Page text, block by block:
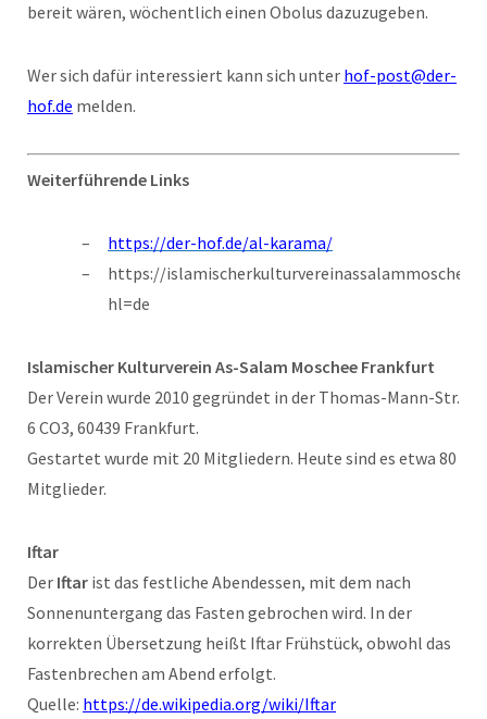
bereit wären, wöchentlich einen Obolus dazuzugeben.
Wer sich dafür interessiert kann sich unter hof-post@der-
hof.de melden.
Weiterführende Links
https://der-hof.de/al-karama/
https://
hl=de
Islamischer Kulturverein As-Salam Moschee Frankfurt
Der Verein wurde 2010 gegründet in der Thomas-Mann-Str.
6 CO3, 60439 Frankfurt.
Gestartet wurde mit 20 Mitgliedern. Heute sind es etwa 80
Mitglieder.
Iftar
Der Iftar ist das festliche Abendessen, mit dem nach
Sonnenuntergang das Fasten gebrochen wird. In der
korrekten Übersetzung heißt Iftar Frühstück, obwohl das
Fastenbrechen am Abend erfolgt.
Quelle: https://de.wikipedia.org/wiki/Iftar